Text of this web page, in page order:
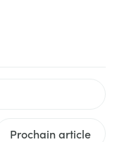
Prochain article